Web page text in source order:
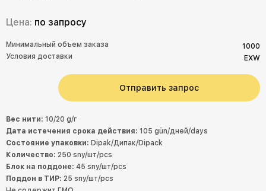
Цена: по запросу
Минимальный объем заказа
1000
Условия доставки
EXW
Отправить запрос
Вес нити: 10/20 g/г
Дата истечения срока действия: 105 gün/дней/days
Состояние упаковки: Dipak/Дипак/Dipack
Количество: 250 sny/шт/pcs
Блок на поддоне: 45 sny/шт/pcs
Поддон в ТИР: 25 sny/шт/pcs